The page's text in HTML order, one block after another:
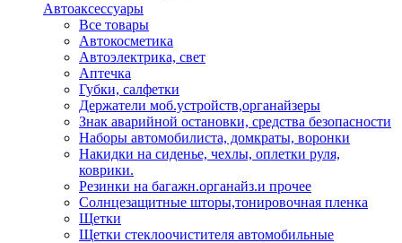
Автоаксессуары
Все товары
Автокосметика
Автоэлектрика, свет
Аптечка
Губки, салфетки
Держатели моб.устройств,органайзеры
Знак аварийной остановки, средства безопасности
Наборы автомобилиста, домкраты, воронки
Накидки на сиденье, чехлы, оплетки руля,
коврики.
Резинки на багажн.органайз.и прочее
Солнцезащитные шторы,тонировочная пленка
Щетки
Щетки стеклоочистителя автомобильные